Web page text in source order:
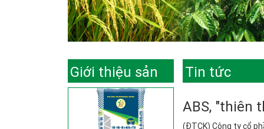
Giới thiệu sản
phẩm
Tin tức
ABS, "thiên
(ĐTCK) Công ty cổ